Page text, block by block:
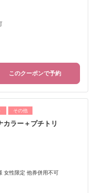
このクーポンで予約
その他
ラー＋プチトリ
女性限定 他券併用不可